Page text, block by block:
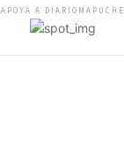
APOYA A DIARIOMAPUCHE